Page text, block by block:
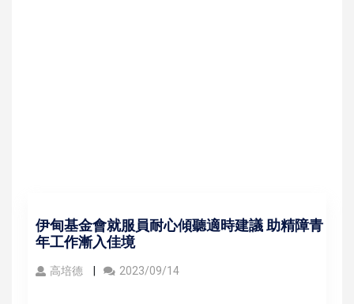
伊甸基金會就服員耐心傾聽適時建議 助精障青
年工作漸入佳境
高培德 2023/09/14